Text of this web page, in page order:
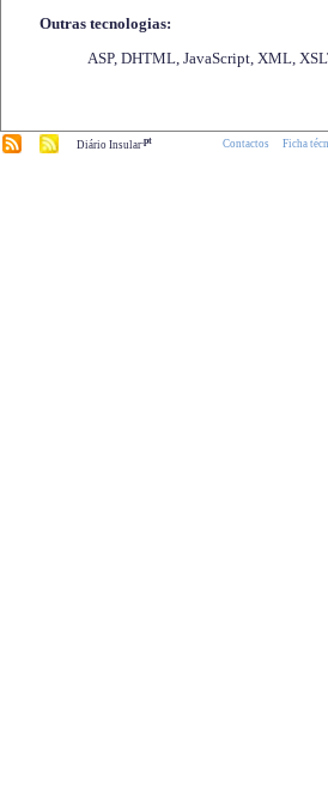
Outras tecnologias:
ASP, DHTML, JavaScript, XML,
Diário Insular.pt Contactos Ficha